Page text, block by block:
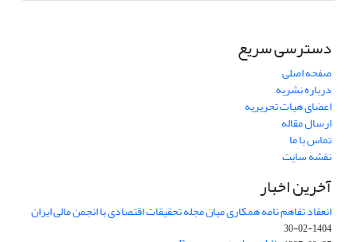
دسترسی سریع
صفحه اصلی
درباره نشریه
اعضای هیات تحریریه
ارسال مقاله
تماس با ما
نقشه سایت
آخرین اخبار
انعقاد تفاهم نامه همکاری میان مجله تحقیقات اقتصادی با انجمن مالی ایران
1404-02-30